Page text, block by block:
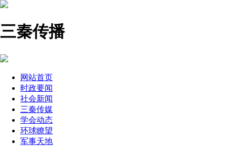
三秦传播
网站首页
时政要闻
社会新闻
三秦传媒
学会动态
环球瞭望
军事天地